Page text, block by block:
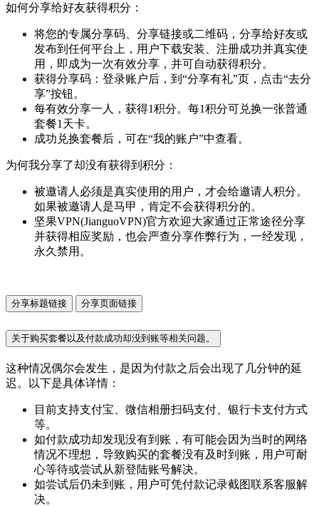
如何分享给好友获得积分：
将您的专属分享码、分享链接或二维码，分享给好友或
发布到任何平台上，用户下载安装、注册成功并真实使
用，即成为一次有效分享，并可自动获得积分。
获得分享码：登录账户后，到“分享有礼”页，点击“去分
享”按钮。
每有效分享一人，获得1积分。每1积分可兑换一张普通
套餐1天卡。
成功兑换套餐后，可在“我的账户”中查看。
为何我分享了却没有获得到积分：
被邀请人必须是真实使用的用户，才会给邀请人积分。
如果被邀请人是马甲，肯定不会获得积分的。
坚果VPN(JianguoVPN)官方欢迎大家通过正常途径分享
并获得相应奖励，也会严查分享作弊行为，一经发现，
永久禁用。
分享标题链接 分享页面链接
关于购买套餐以及付款成功却没到账等相关问题。
这种情况偶尔会发生，是因为付款之后会出现了几分钟的延
迟。以下是具体详情：
目前支持支付宝、微信相册扫码支付、银行卡支付方式
等。
如付款成功却发现没有到账，有可能会因为当时的网络
情况不理想，导致购买的套餐没有及时到账，用户可耐
心等待或尝试从新登陆账号解决。
如尝试后仍未到账，用户可凭付款记录截图联系客服解
决。